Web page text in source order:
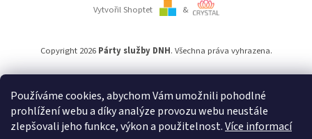
Používáme cookies, abychom Vám umožnili pohodlné
prohlížení webu a díky analýze provozu webu neustále
zlepšovali jeho funkce, výkon a použitelnost.Více informací
Vytvořil Shoptet &
Copyright 2026 Párty služby DNH. Všechna práva vyhrazena.
Používáme ověření věku Adulto